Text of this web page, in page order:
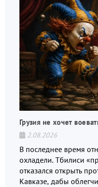
Грузия не хочет
2.08.2026
В последнее время
охладели. Тбилиси
отказался открыть
Кавказе, дабы